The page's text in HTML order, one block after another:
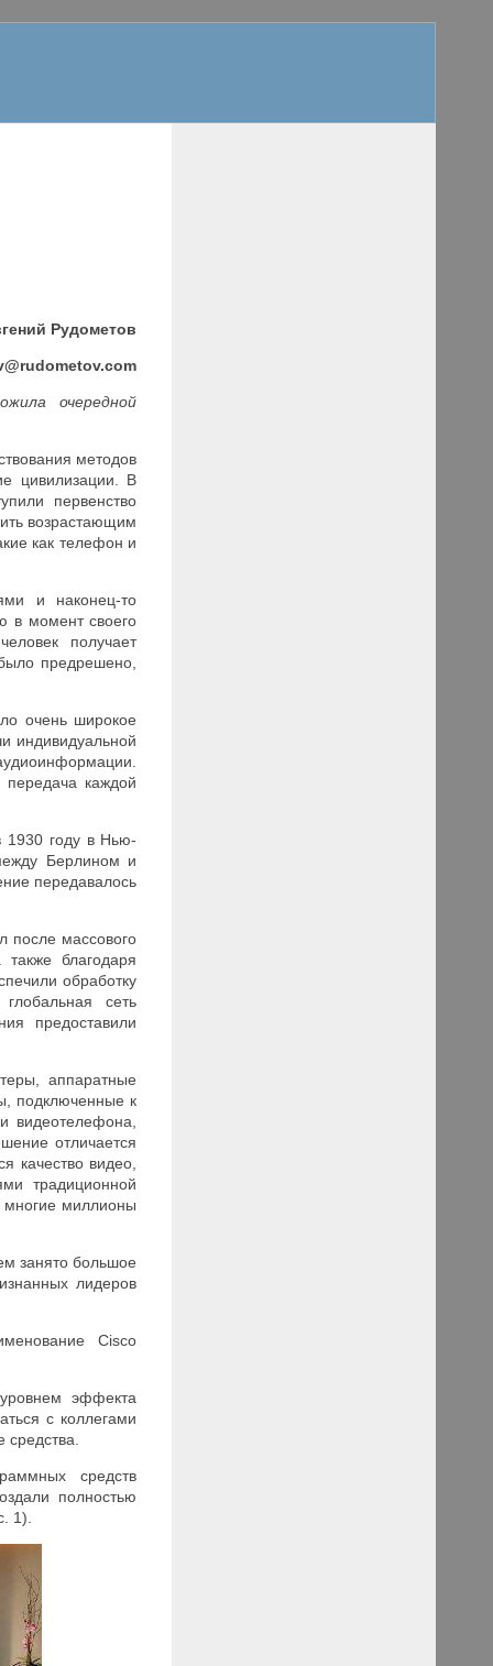
Рудометов
@rudometov.com
очередной
методов
цивилизации. В
первенство
возрастающим
как телефон и
и наконец-то
в момент своего
получает
предрешено,
очень широкое
индивидуальной
передача каждой
1930 году в Нью-
Берлином и
передавалось
после массового
благодаря
обработку
сеть
предоставили
аппаратные
подключенные к
видеотелефона,
отличается
качество видео,
традиционной
многие миллионы
занято большое
лидеров
Cisco
эффекта
с коллегами
средств
полностью
1).